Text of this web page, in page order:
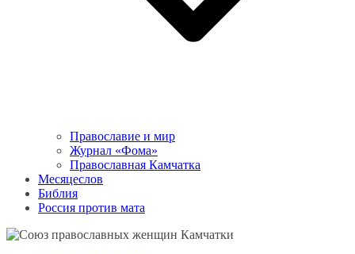
Православие и мир
Журнал «Фома»
Православная Камчатка
Месяцеслов
Библия
Россия против мата